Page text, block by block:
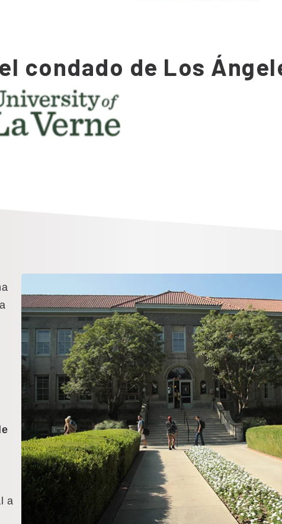
condado de Los
a